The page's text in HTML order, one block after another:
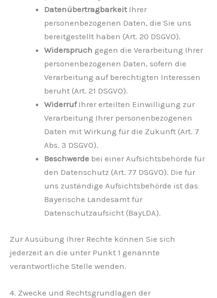
DatenübertragbarkeitIhrer
personenbezogenen Daten, die Sie uns
bereitgestellt haben (Art. 20 DSGVO).
Widerspruch gegen die Verarbeitung Ihrer
personenbezogenen Daten, sofern die
Verarbeitung auf berechtigten Interessen
beruht (Art. 21 DSGVO).
WiderrufIhrer erteilten Einwilligung zur
Verarbeitung Ihrer personenbezogenen
Daten mit Wirkung für die Zukunft (Art. 7
Abs. 3 DSGVO).
Beschwerde bei einer Aufsichtsbehörde für
den Datenschutz (Art. 77 DSGVO). Die für
uns zuständige Aufsichtsbehörde ist das
Bayerische Landesamt für
Datenschutzaufsicht (BayLDA).
Zur Ausübung Ihrer Rechte können Sie sich
jederzeit an die unter Punkt 1 genannte
verantwortliche Stelle wenden.
4. Zwecke und Rechtsgrundlagen der